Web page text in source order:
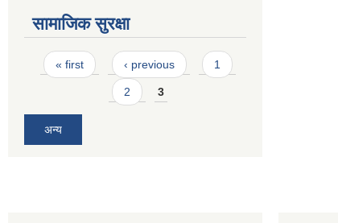
सामाजिक सुरक्षा
Pages
« first ‹ previous 1
2 3
अन्य